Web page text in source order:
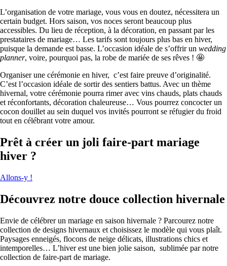
L’organisation de votre mariage, vous vous en doutez, nécessitera un
certain budget. Hors saison, vos noces seront beaucoup plus
accessibles. Du lieu de réception, à la décoration, en passant par les
prestataires de mariage… Les tarifs sont toujours plus bas en hiver,
puisque la demande est basse. L’occasion idéale de s’offrir un wedding
planner, voire, pourquoi pas, la robe de mariée de ses rêves ! 🤩
Organiser une cérémonie en hiver, c’est faire preuve d’originalité.
C’est l’occasion idéale de sortir des sentiers battus. Avec un thème
hivernal, votre cérémonie pourra rimer avec vins chauds, plats chauds
et réconfortants, décoration chaleureuse… Vous pourrez concocter un
cocon douillet au sein duquel vos invités pourront se réfugier du froid
tout en célébrant votre amour.
Prêt à créer un joli faire-part mariage
hiver ?
Allons-y !
Découvrez notre douce collection hivernale
Envie de célébrer un mariage en saison hivernale ? Parcourez notre
collection de designs hivernaux et choisissez le modèle qui vous plaît.
Paysages enneigés, flocons de neige délicats, illustrations chics et
intemporelles… L’hiver est une bien jolie saison, sublimée par notre
collection de faire-part de mariage.